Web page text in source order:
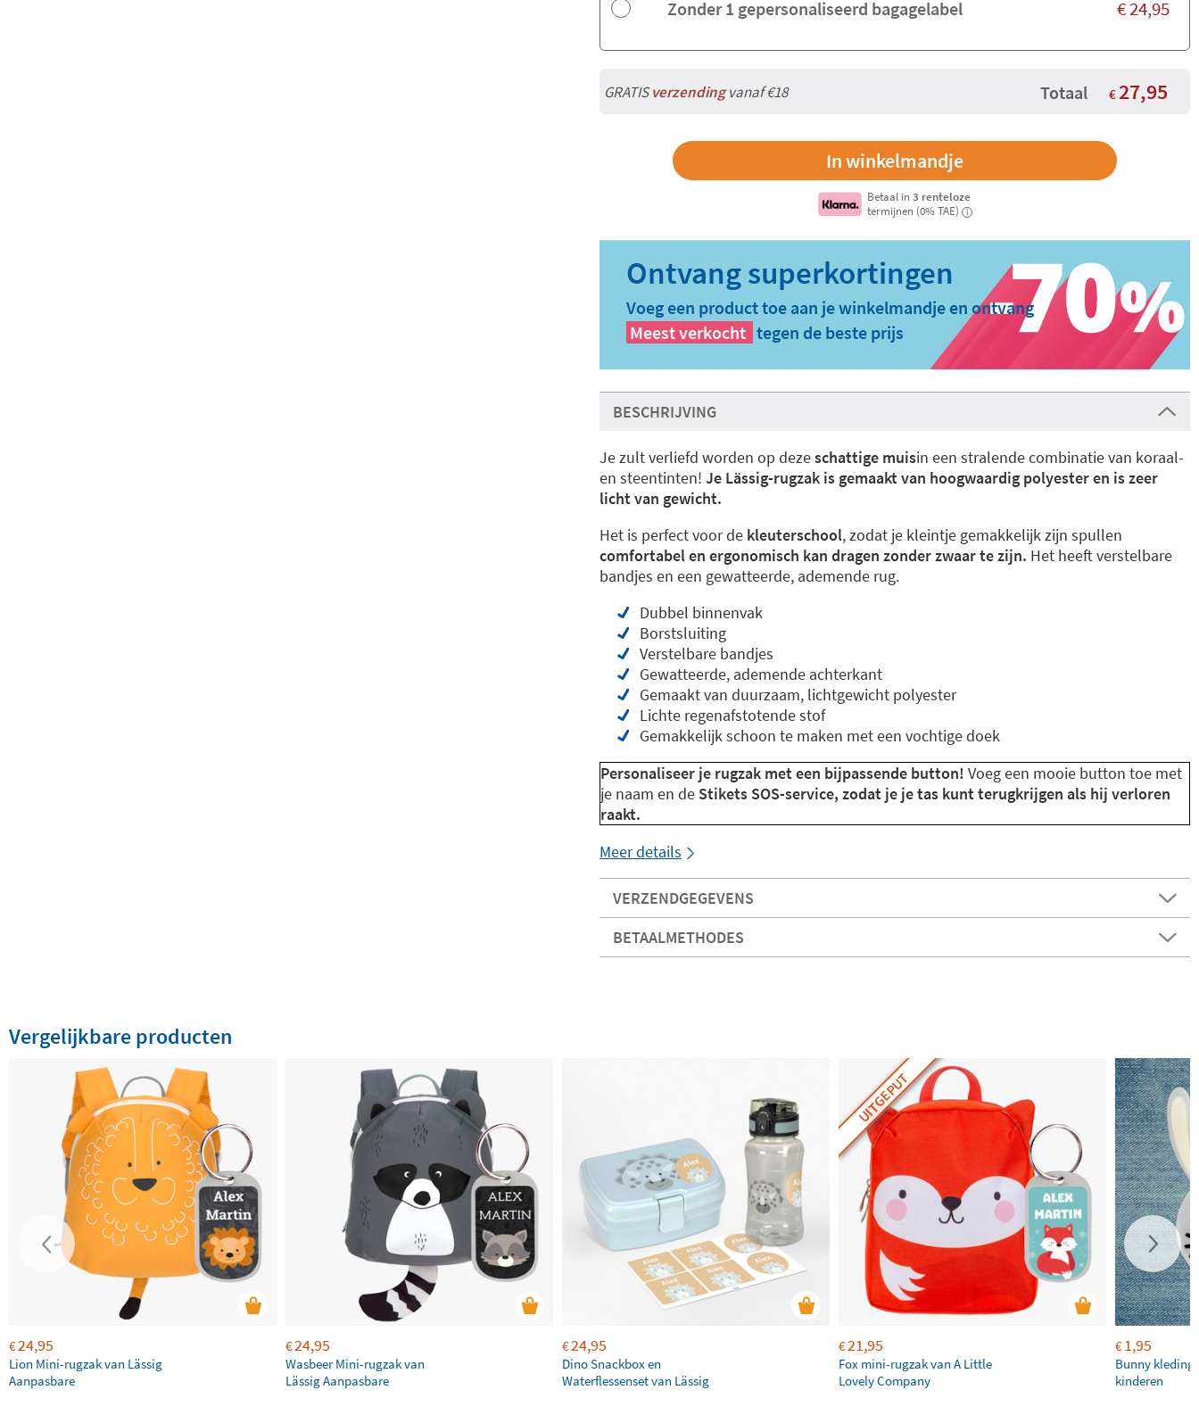
Zonder 1 gepersonaliseerd bagagelabel €24,95
GRATISverzendingvanaf €18 Totaal € 27,95
Betaal in3 renteloze
termijnen (0% TAE)
i
Voeg een product toe aan je winkelmandje en ontvang
Meest verkocht tegen de beste prijs
BESCHRIJVING
Je zult verliefd worden op dezeschattige muisin een stralende combinatie van koraal-
en steentinten! Je Lässig-rugzak is gemaakt van hoogwaardig polyester en is zeer
licht van gewicht.
Het is perfect voor de kleuterschool, zodat je kleintje gemakkelijk zijn spullen
comfortabel en ergonomisch kan dragen zonder zwaar te zijn. Het heeft verstelbare
bandjes en een gewatteerde, ademende rug.
Dubbel binnenvak
Borstsluiting
Verstelbare bandjes
Gewatteerde, ademende achterkant
Gemaakt van duurzaam, lichtgewicht polyester
Lichte regenafstotende stof
Gemakkelijk schoon te maken met een vochtige doek
Personaliseer je rugzak met een bijpassende button! Voeg een mooie button toe met
je naam en de Stikets SOS-service, zodat je je tas kunt terugkrijgen als hij verloren
raakt.
Meer details
VERZENDGEGEVENS
BETAALMETHODES
Vergelijkbare producten
€24,95
Lion Mini-rugzak van Lässig
Aanpasbare
€24,95
Wasbeer Mini-rugzak van
Lässig Aanpasbare
€24,95
Dino Snackbox en
Waterflessenset van Lässig
UITGEPUT
€21,95
Fox mini-rugzak van A Little
Lovely Company
€1,95
Bunny kleding
kinderen